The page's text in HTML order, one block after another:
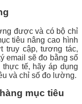
được và có bộ chỉ
tiêu nâng cao hình
truy cập, tương tác,
email sẽ đo bằng số
tế, hãy áp dụng
và chỉ số đo lường.
mục tiêu